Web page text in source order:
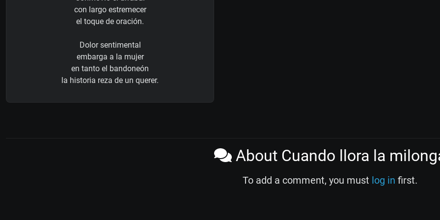
con largo estremecer
el toque de oración.
Dolor sentimental
embarga a la mujer
en tanto el bandoneón
la historia reza de un querer.
About Cuando llora la
To add a comment, you must log in first.